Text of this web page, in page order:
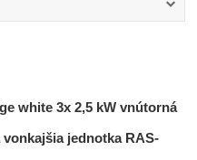
white 3x 2,5 kW vnútorná
jednotka RAS-